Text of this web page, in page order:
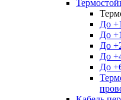
До
До
До
До
До